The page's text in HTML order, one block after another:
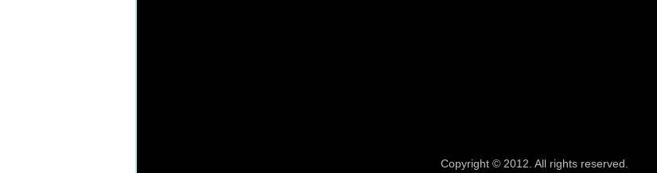
Copyright © 2012. All rights reserved.